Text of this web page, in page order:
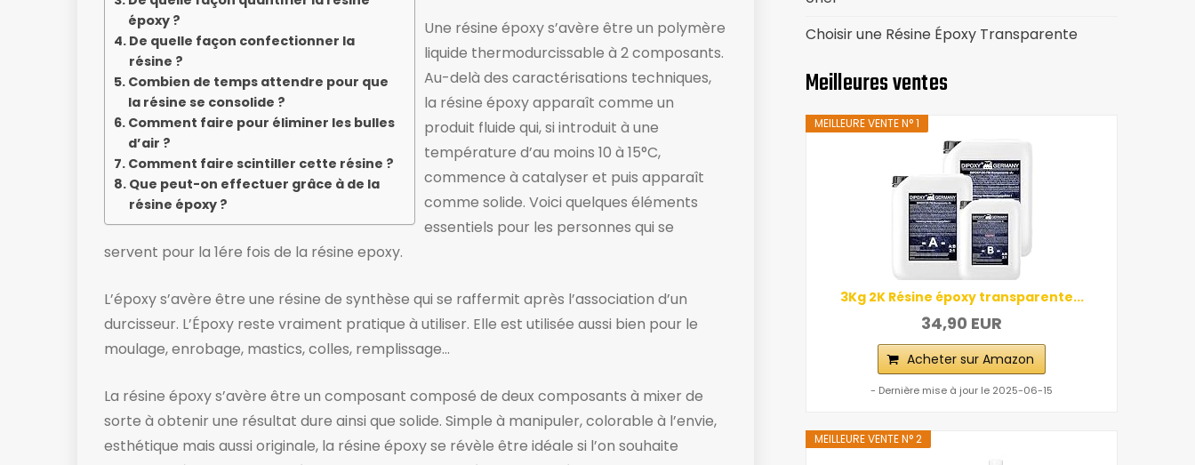
époxy ?
De quelle façon confectionner la
résine ?
Combien de temps attendre pour que
la résine se consolide ?
Comment faire pour éliminer les bulles
d’air ?
Comment faire scintiller cette résine ?
Que peut-on effectuer grâce à de la
résine époxy ?
Une résine époxy s’avère être un polymère
liquide thermodurcissable à 2 composants.
Au-delà des caractérisations techniques,
la résine époxy apparaît comme un
produit fluide ​qui, si introduit à une
température d’au moins 10 à 15°C,
commence à catalyser et puis apparaît
comme solide. ​Voici quelques éléments
essentiels pour les personnes qui se
servent pour la 1ére fois de la résine epoxy.
L’époxy s’avère être une résine de synthèse qui se raffermit après l’association d’un
durcisseur. L’Époxy reste vraiment pratique à utiliser. Elle est utilisée aussi bien pour le
moulage, enrobage, mastics, colles, remplissage…
La résine époxy s’avère être un composant composé de deux composants à mixer de
sorte à obtenir une résultat dure ainsi que solide. Simple à manipuler, colorable à l’envie,
esthétique mais aussi originale, la résine époxy se révèle être idéale si l’on souhaite
Choisir une Résine Époxy Transparente
Meilleures ventes
MEILLEURE VENTE N° 1
3Kg 2K Résine époxy transparente...
34,90 EUR
Acheter sur Amazon
- Dernière mise à jour le 2025-06-15
MEILLEURE VENTE N° 2